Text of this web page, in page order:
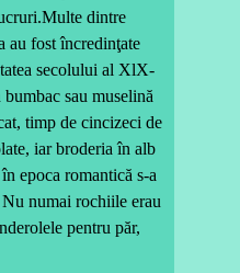
.Multe dintre
au fost încredinţate
secolului al XlX-
sau muselină
timp de cincizeci de
iar broderia în alb
epoca romantică s-a
numai rochiile erau
pentru păr,